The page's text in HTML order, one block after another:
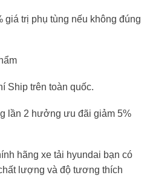
trị phụ tùng nếu không đúng
trên toàn quốc.
2 hưởng ưu đãi giảm 5%
hãng xe tải hyundai bạn có
lượng và độ tương thích